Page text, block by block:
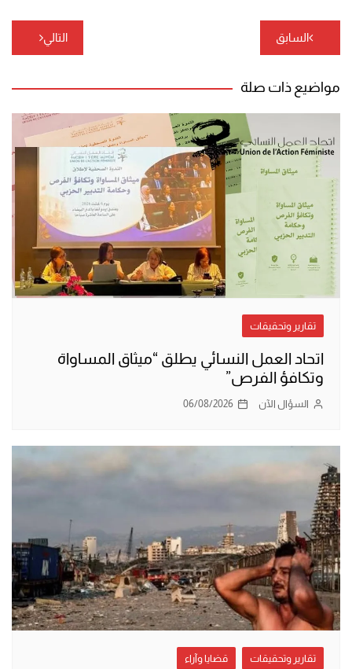
تصفّح
المقالات
السابق التالي
مواضيع ذات صلة
تقارير وتحقيقات
اتحاد العمل النسائي يطلق “ميثاق المساواة
وتكافؤ الفرص”
السؤال الآن 06/08/2026
تقارير وتحقيقات قضايا وآراء